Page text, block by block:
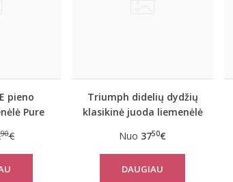
pieno
Pure
90€
Triumph didelių dydžių
klasikinė juoda liemenėlė
Nuo 3750€
DAUGIAU